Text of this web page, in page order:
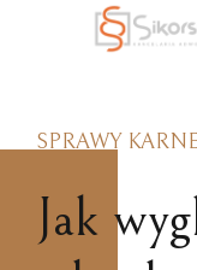
SPRAWY
Jak